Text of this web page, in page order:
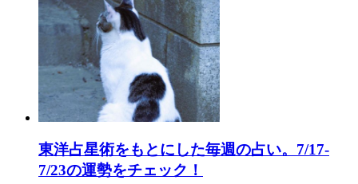
東洋占星術をもとにした毎週の占い。7/17-
7/23の運勢をチェック！